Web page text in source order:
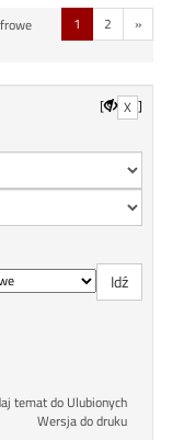
1 2 »
[ X ]
temat do Ulubionych
Wersja do druku